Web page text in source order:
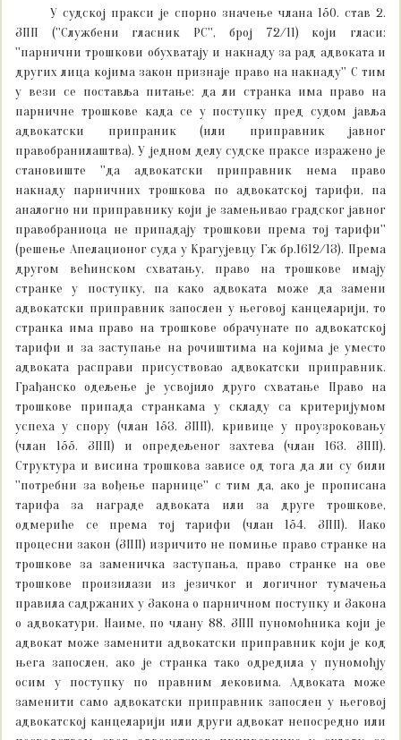
У судској пракси је спорно значење члана 150. став 2.
ЗПП (''Службени гласник РС'', број 72/11) који гласи:
''парнични трошкови обухватају и накнаду за рад адвоката и
других лица којима закон признаје право на накнаду'' С тим
у вези се поставља питање: да ли странка има право на
парничне трошкове када се у поступку пред судом јавља
адвокатски припраник (или приправник јавног
правобранилаштва). У једном делу судске праксе изражено је
становиште ''да адвокатски приправник нема право
накнаду парничних трошкова по адвокатској тарифи, па
аналогно ни приправнику који је замењивао градског јавног
правобраниоца не припадају трошкови према тој тарифи''
(решење Апелационог суда у Крагујевцу Гж бр.1612/13). Према
другом већинском схватању, право на трошкове имају
странке у поступку, па како адвоката може да замени
адвокатски приправник запослен у његовој канцеларији, то
странка има право на трошкове обрачунате по адвокатској
тарифи и за заступање на рочиштима на којима је уместо
адвоката расправи присуствовао адвокатски приправник.
Грађанско одељење је усвојило друго схватање Право на
трошкове припада странкама у складу са критеријумом
успеха у спору (члан 153. ЗПП), кривице у проузроковању
(члан 155. ЗПП) и опредељеног захтева (члан 163. ЗПП).
Структура и висина трошкова зависе од тога да ли су били
''потребни за вођење парнице'' с тим да, ако је прописана
тарифа за награде адвоката или за друге трошкове,
одмериће се према тој тарифи (члан 154. ЗПП). Иако
процесни закон (ЗПП) изричито не помиње право странке на
трошкове за заменичка заступања, право странке на ове
трошкове произилази из језичког и логичног тумачења
правила садржаних у Закона о парничном поступку и Закона
о адвокатури. Наиме, по члану 88. ЗПП пуномоћника који је
адвокат може заменити адвокатски приправник који је код
њега запослен, ако је странка тако одредила у пуномоћју
осим у поступку по правним лековима. Адвоката може
заменити само адвокатски приправник запослен у његовој
адвокатској канцеларији или други адвокат непосредно или